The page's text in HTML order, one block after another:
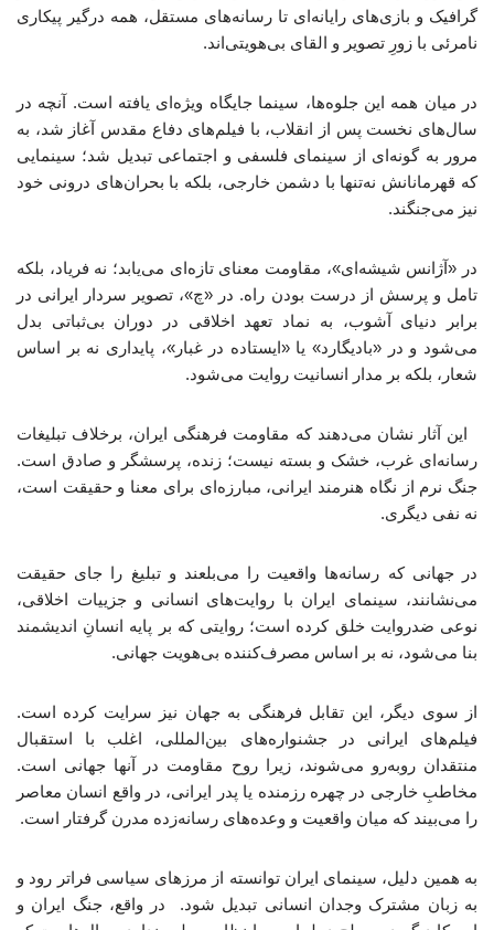
گرافیک و بازی‌های رایانه‌ای تا رسانه‌های مستقل، همه درگیر پیکاری
نامرئی با زورِ تصویر و القای بی‌هویتی‌اند.
در میان همه این جلوه‌ها، سینما جایگاه ویژه‌ای یافته است. آنچه در
سال‌های نخست پس از انقلاب، با فیلم‌های دفاع مقدس آغاز شد، به
مرور به گونه‌ای از سینمای فلسفی و اجتماعی تبدیل شد؛ سینمایی
که قهرمانانش نه‌تنها با دشمن خارجی، بلکه با بحران‌های درونی خود
نیز می‌جنگند.
در «آژانس شیشه‌ای»، مقاومت معنای تازه‌ای می‌یابد؛ نه فریاد، بلکه
تامل و پرسش از درست‌ بودن راه. در «چ»، تصویر سردار ایرانی در
برابر دنیای آشوب، به نماد تعهد اخلاقی در دوران بی‌ثباتی بدل
می‌شود و در «بادیگارد» یا «ایستاده در غبار»، پایداری نه بر اساس
شعار، بلکه بر مدار انسانیت روایت می‌شود.
این آثار نشان می‌دهند که مقاومت فرهنگی ایران، برخلاف تبلیغات
رسانه‌ای غرب، خشک و بسته نیست؛ زنده، پرسشگر و صادق است.
جنگ نرم از نگاه هنرمند ایرانی، مبارزه‌ای برای معنا و حقیقت است،
نه نفی دیگری.
در جهانی که رسانه‌ها واقعیت را می‌بلعند و تبلیغ را جای حقیقت
می‌نشانند، سینمای ایران با روایت‌های انسانی و جزییات اخلاقی،
نوعی ضدروایت خلق کرده است؛ روایتی که بر پایه انسانِ اندیشمند
بنا می‌شود، نه بر اساس مصرف‌کننده بی‌هویت جهانی.
از سوی دیگر، این تقابل فرهنگی به جهان نیز سرایت کرده است.
فیلم‌های ایرانی در جشنواره‌های بین‌المللی، اغلب با استقبال
منتقدان روبه‌رو می‌شوند، زیرا روح مقاومت در آنها جهانی است.
مخاطبِ خارجی در چهره رزمنده یا پدر ایرانی، در واقع انسان معاصر
را می‌بیند که میان واقعیت و وعده‌های رسانه‌زده مدرن گرفتار است.
به همین دلیل، سینمای ایران توانسته از مرزهای سیاسی فراتر رود و
به زبان مشترک وجدان انسانی تبدیل شود. در واقع، جنگ ایران و